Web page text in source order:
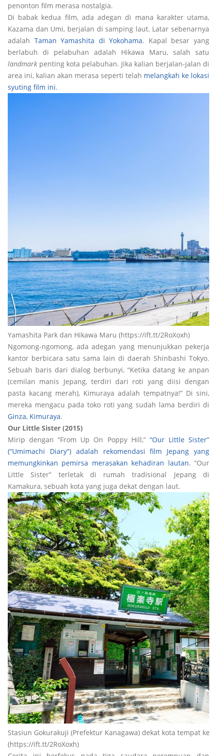
penonton film merasa nostalgia.
Di babak kedua film, ada adegan di mana karakter utama,
Kazama dan Umi, berjalan di samping laut. Latar sebenarnya
adalah Taman Yamashita di Yokohama. Kapal besar yang
berlabuh di pelabuhan adalah Hikawa Maru, salah satu
landmark penting kota pelabuhan. Jika kalian berjalan-jalan di
area ini, kalian akan merasa seperti telah melangkah ke lokasi
syuting film ini.
Yamashita Park dan Hikawa Maru (https://ift.tt/2RoXoxh)
Ngomong-ngomong, ada adegan yang menunjukkan pekerja
kantor berbicara satu sama lain di daerah Shinbashi Tokyo.
Sebuah baris dari dialog berbunyi, “Ketika datang ke anpan
(cemilan manis Jepang, terdiri dari roti yang diisi dengan
pasta kacang merah), Kimuraya adalah tempatnya!” Di sini,
mereka mengacu pada toko roti yang sudah lama berdiri di
Ginza, Kimuraya.
Our Little Sister (2015)
Mirip dengan “From Up On Poppy Hill,” “Our Little Sister”
(“Umimachi Diary”) adalah rekomendasi film Jepang yang
memungkinkan pemirsa merasakan kehadiran lautan. “Our
Little Sister” terletak di rumah tradisional Jepang di
Kamakura, sebuah kota yang juga dekat dengan laut.
Stasiun Gokurakuji (Prefektur Kanagawa) dekat kota tempat
(https://ift.tt/2RoXoxh)